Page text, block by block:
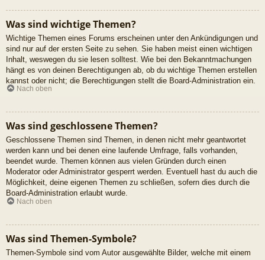
Was sind wichtige Themen?
Wichtige Themen eines Forums erscheinen unter den Ankündigungen und
sind nur auf der ersten Seite zu sehen. Sie haben meist einen wichtigen
Inhalt, weswegen du sie lesen solltest. Wie bei den Bekanntmachungen
hängt es von deinen Berechtigungen ab, ob du wichtige Themen erstellen
kannst oder nicht; die Berechtigungen stellt die Board-Administration ein.
Nach oben
Was sind geschlossene Themen?
Geschlossene Themen sind Themen, in denen nicht mehr geantwortet
werden kann und bei denen eine laufende Umfrage, falls vorhanden,
beendet wurde. Themen können aus vielen Gründen durch einen
Moderator oder Administrator gesperrt werden. Eventuell hast du auch die
Möglichkeit, deine eigenen Themen zu schließen, sofern dies durch die
Board-Administration erlaubt wurde.
Nach oben
Was sind Themen-Symbole?
Themen-Symbole sind vom Autor ausgewählte Bilder, welche mit einem